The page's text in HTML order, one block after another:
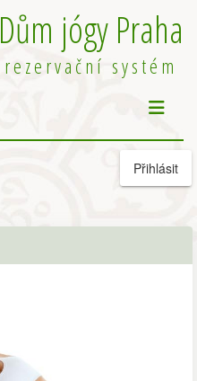
Dům jógy Praha
rezervační systém
Přihlásit